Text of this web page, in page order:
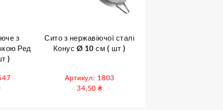
з
Ред
)
Сито з нержавіючої сталі
Конус Ø 10 см ( шт )
Артикул: 1803
34,50 ₴